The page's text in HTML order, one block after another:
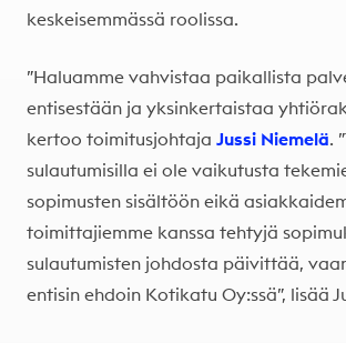
keskeisemmässä roolissa.
”Haluamme vahvistaa paikallista
entisestään ja yksinkertaistaa
kertoo toimitusjohtaja Jussi Niemelä.
sulautumisilla ei ole vaikutusta
sopimusten sisältöön eikä
toimittajiemme kanssa tehtyjä
sulautumisten johdosta päivittää,
entisin ehdoin Kotikatu Oy:ssä”, lisää